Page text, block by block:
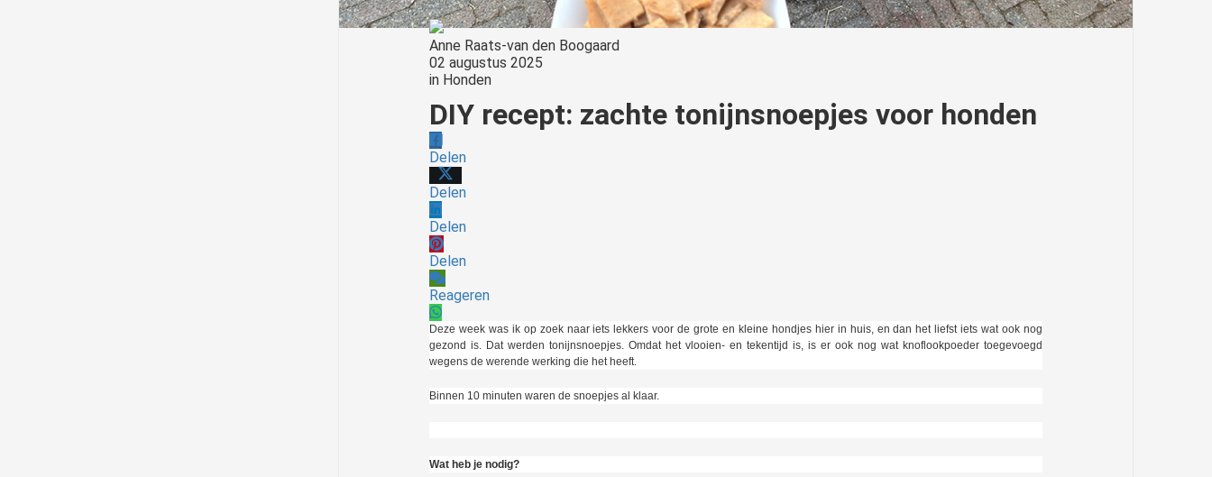
Anne Raats-van den Boogaard
02 augustus 2025
in Honden
DIY recept: zachte tonijnsnoepjes voor honden
Delen
Delen
Delen
Delen
Reageren
Deze week was ik op zoek naar iets lekkers voor de grote en kleine hondjes hier in huis, en dan het liefst iets wat ook nog
gezond is. Dat werden tonijnsnoepjes. Omdat het vlooien- en tekentijd is, is er ook nog wat knoflookpoeder toegevoegd
wegens de werende werking die het heeft.
Binnen 10 minuten waren de snoepjes al klaar.
Wat heb je nodig?